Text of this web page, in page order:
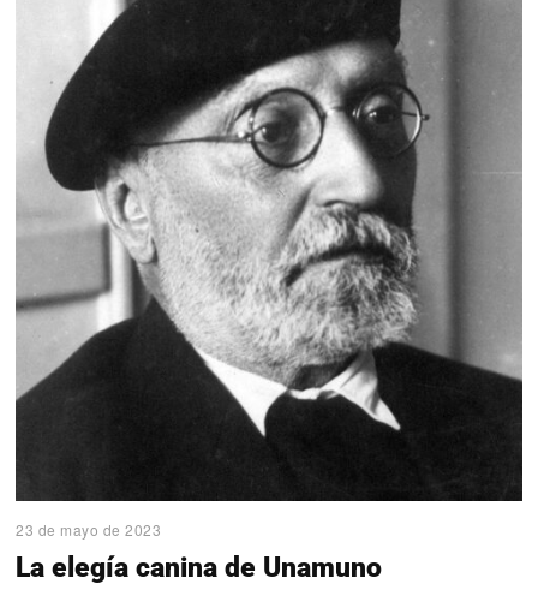
23 de mayo de 2023
La elegía canina de Unamuno